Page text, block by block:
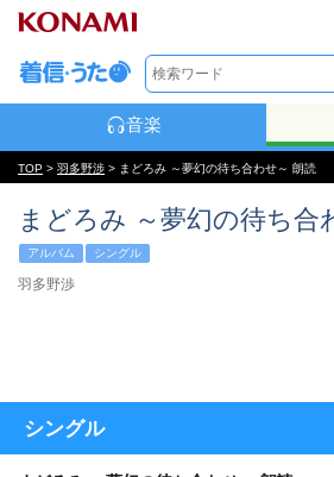
音楽
TOP > 羽多野渉 > まどろみ ～夢幻の待ち合わせ～ 朗読
まどろみ ～夢幻の待ち合
アルバム シングル
羽多野渉
シングル